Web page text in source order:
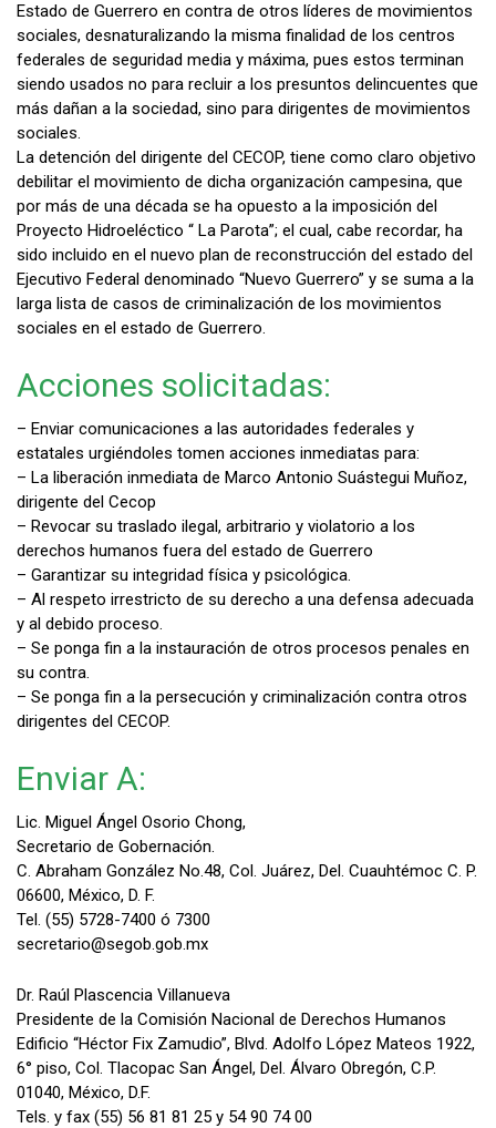
Estado de Guerrero en contra de otros líderes de movimientos
sociales, desnaturalizando la misma finalidad de los centros
federales de seguridad media y máxima, pues estos terminan
siendo usados no para recluir a los presuntos delincuentes que
más dañan a la sociedad, sino para dirigentes de movimientos
sociales.
La detención del dirigente del CECOP, tiene como claro objetivo
debilitar el movimiento de dicha organización campesina, que
por más de una década se ha opuesto a la imposición del
Proyecto Hidroeléctico “ La Parota”; el cual, cabe recordar, ha
sido incluido en el nuevo plan de reconstrucción del estado del
Ejecutivo Federal denominado “Nuevo Guerrero” y se suma a la
larga lista de casos de criminalización de los movimientos
sociales en el estado de Guerrero.
Acciones solicitadas:
– Enviar comunicaciones a las autoridades federales y
estatales urgiéndoles tomen acciones inmediatas para:
– La liberación inmediata de Marco Antonio Suástegui Muñoz,
dirigente del Cecop
– Revocar su traslado ilegal, arbitrario y violatorio a los
derechos humanos fuera del estado de Guerrero
– Garantizar su integridad física y psicológica.
– Al respeto irrestricto de su derecho a una defensa adecuada
y al debido proceso.
– Se ponga fin a la instauración de otros procesos penales en
su contra.
– Se ponga fin a la persecución y criminalización contra otros
dirigentes del CECOP.
Enviar A:
Lic. Miguel Ángel Osorio Chong,
Secretario de Gobernación.
C. Abraham González No.48, Col. Juárez, Del. Cuauhtémoc C. P.
06600, México, D. F.
Tel. (55) 5728-7400 ó 7300
secretario@segob.gob.mx
Dr. Raúl Plascencia Villanueva
Presidente de la Comisión Nacional de Derechos Humanos
Edificio “Héctor Fix Zamudio”, Blvd. Adolfo López Mateos 1922,
6° piso, Col. Tlacopac San Ángel, Del. Álvaro Obregón, C.P.
01040, México, D.F.
Tels. y fax (55) 56 81 81 25 y 54 90 74 00